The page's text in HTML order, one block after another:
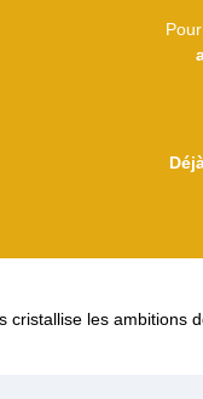
cristallise les ambitions